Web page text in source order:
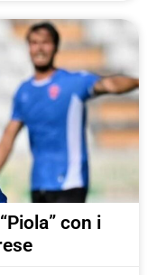
con i